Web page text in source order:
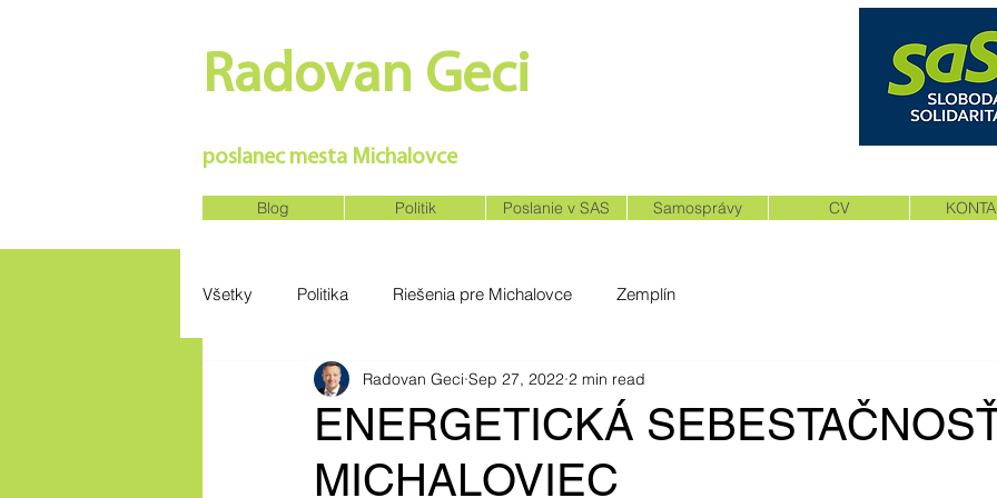
Radovan Geci​
poslanec mesta Michalovce
Blog Politik Poslanie v SAS Samosprávy CV
Všetky Politika Riešenia pre Michalovce Zemplín
ENERGETICKÁ
MICHALOVIEC
Radovan Geci Sep 27, 2022 2 min read